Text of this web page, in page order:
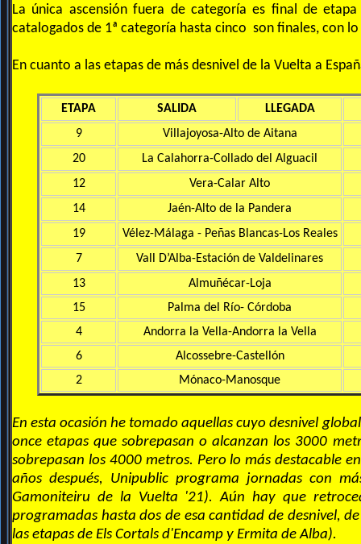
La única ascensión fuera de categoría es final de
catalogados de 1ª categoría hasta cinco son finales, con
En cuanto a las etapas de más desnivel de la Vuelta a
ETAPA SALIDA
LLEGADA
9
Villajoyosa-Alto de Aitana
20
La Calahorra-Collado del Alguacil
12
Vera-Calar Alto
14
Jaén-Alto de la Pandera
19
Vélez-Málaga - Peñas Blancas-Los Reales
7
Vall D’Alba-Estación de Valdelinares
13
Almuñécar-Loja
15
Palma del Río- Córdoba
4
Andorra la Vella-Andorra la Vella
6
Alcossebre-Castellón
2
Mónaco-Manosque
En esta ocasión he tomado aquellas cuyo desnivel
once etapas que sobrepasan o alcanzan los 3000
sobrepasan los 4000 metros. Pero lo más destacable
años después, Unipublic programa jornadas con
Gamoniteiru de la Vuelta '21). Aún hay que
programadas hasta dos de esa cantidad de desnivel,
las etapas de Els Cortals d'Encamp y Ermita de Alba).